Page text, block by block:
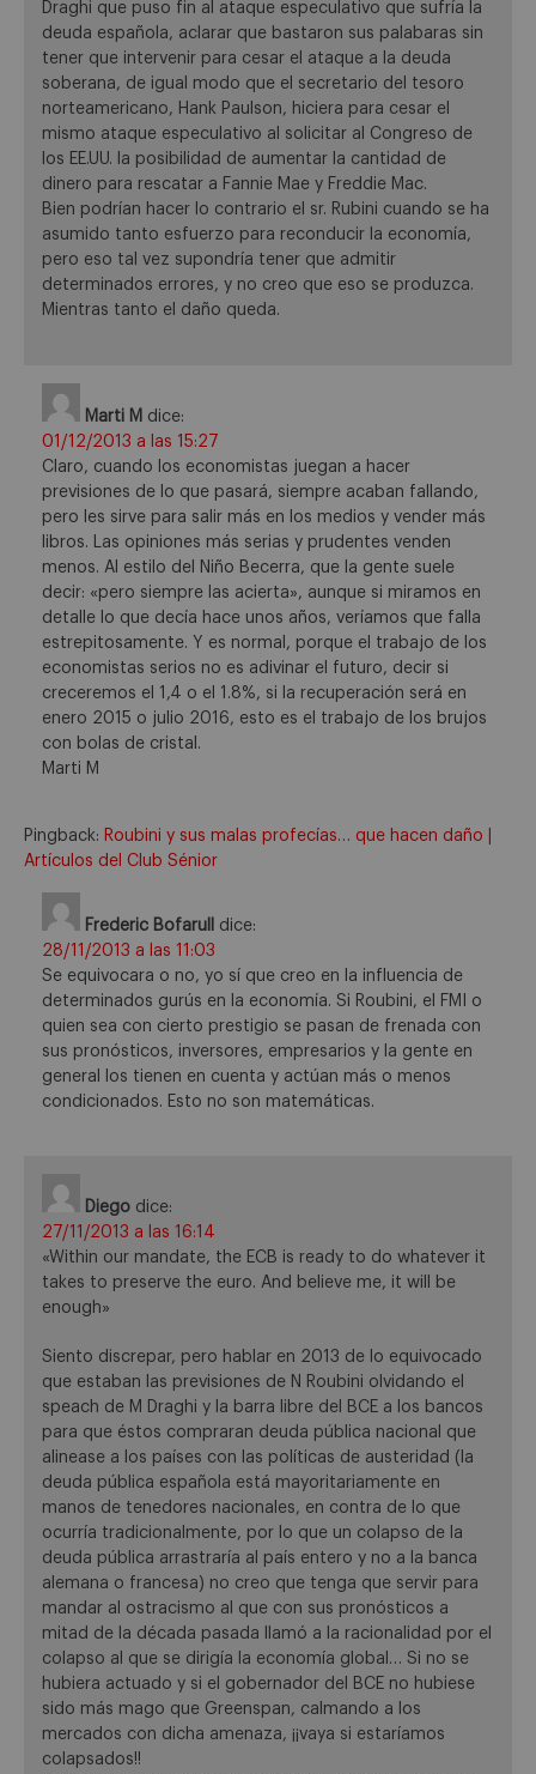
Draghi que puso fin al ataque especulativo que sufría la
deuda española, aclarar que bastaron sus palabaras sin
tener que intervenir para cesar el ataque a la deuda
soberana, de igual modo que el secretario del tesoro
norteamericano, Hank Paulson, hiciera para cesar el
mismo ataque especulativo al solicitar al Congreso de
los EE.UU. la posibilidad de aumentar la cantidad de
dinero para rescatar a Fannie Mae y Freddie Mac.
Bien podrían hacer lo contrario el sr. Rubini cuando se ha
asumido tanto esfuerzo para reconducir la economía,
pero eso tal vez supondría tener que admitir
determinados errores, y no creo que eso se produzca.
Mientras tanto el daño queda.
Marti M dice:
01/12/2013 a las 15:27
Claro, cuando los economistas juegan a hacer
previsiones de lo que pasará, siempre acaban fallando,
pero les sirve para salir más en los medios y vender más
libros. Las opiniones más serias y prudentes venden
menos. Al estilo del Niño Becerra, que la gente suele
decir: «pero siempre las acierta», aunque si miramos en
detalle lo que decía hace unos años, veríamos que falla
estrepitosamente. Y es normal, porque el trabajo de los
economistas serios no es adivinar el futuro, decir si
creceremos el 1,4 o el 1.8%, si la recuperación será en
enero 2015 o julio 2016, esto es el trabajo de los brujos
con bolas de cristal.
Marti M
Pingback: Roubini y sus malas profecías… que hacen daño |
Artículos del Club Sénior
Frederic Bofarull
dice:
28/11/2013 a las 11:03
Se equivocara o no, yo sí que creo en la influencia de
determinados gurús en la economía. Si Roubini, el FMI o
quien sea con cierto prestigio se pasan de frenada con
sus pronósticos, inversores, empresarios y la gente en
general los tienen en cuenta y actúan más o menos
condicionados. Esto no son matemáticas.
Diego dice:
27/11/2013 a las 16:14
«Within our mandate, the ECB is ready to do whatever it
takes to preserve the euro. And believe me, it will be
enough»
Siento discrepar, pero hablar en 2013 de lo equivocado
que estaban las previsiones de N Roubini olvidando el
speach de M Draghi y la barra libre del BCE a los bancos
para que éstos compraran deuda pública nacional que
alinease a los países con las políticas de austeridad (la
deuda pública española está mayoritariamente en
manos de tenedores nacionales, en contra de lo que
ocurría tradicionalmente, por lo que un colapso de la
deuda pública arrastraría al país entero y no a la banca
alemana o francesa) no creo que tenga que servir para
mandar al ostracismo al que con sus pronósticos a
mitad de la década pasada llamó a la racionalidad por el
colapso al que se dirigía la economía global… Si no se
hubiera actuado y si el gobernador del BCE no hubiese
sido más mago que Greenspan, calmando a los
mercados con dicha amenaza, ¡¡vaya si estaríamos
colapsados!!